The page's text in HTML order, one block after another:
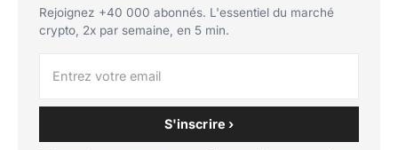
Rejoignez +40 000 abonnés. L'essentiel du marché
crypto, 2x par semaine, en 5 min.
S'inscrire ›